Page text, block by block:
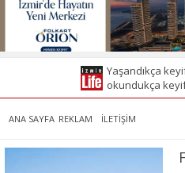
Yaşandıkça
okundukça
ANA SAYFA REKLAM İLETİŞİM